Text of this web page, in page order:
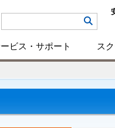
ビス・サポート ス